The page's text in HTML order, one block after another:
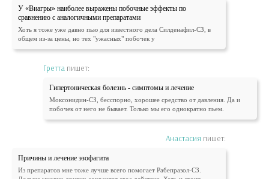
У «Виагры» наиболее выражены побочные эффекты по
сравнению с аналогичными препаратами
Хоть я тоже уже давно пью для известного дела Силденафил-СЗ, в
общем из-за цены, но тех "ужасных" побочек у
Гретта пишет:
Гипертоническая болезнь - симптомы и лечение
Моксонидин-СЗ, бесспорно, хорошее средство от давления. Да и
побочек от него не бывает. Только мы его однократно пьем.
Анастасия пишет:
Причины и лечение эзофагита
Из препаратов мне тоже лучше всего помогает Рабепразол-СЗ.